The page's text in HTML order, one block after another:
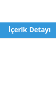
İçerik Detayı